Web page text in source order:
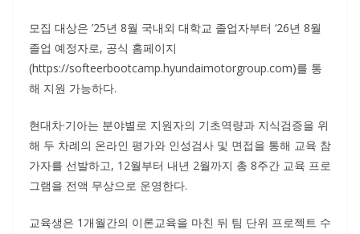
모집 대상은 ’25년 8월 국내외 대학교 졸업자부터 ‘26년 8월
졸업 예정자로, 공식 홈페이지
(https://softeerbootcamp.hyundaimotorgroup.com)를 통
해 지원 가능하다.
현대차·기아는 분야별로 지원자의 기초역량과 지식검증을 위
해 두 차례의 온라인 평가와 인성검사 및 면접을 통해 교육 참
가자를 선발하고, 12월부터 내년 2월까지 총 8주간 교육 프로
그램을 전액 무상으로 운영한다.
교육생은 1개월간의 이론교육을 마친 뒤 팀 단위 프로젝트 수